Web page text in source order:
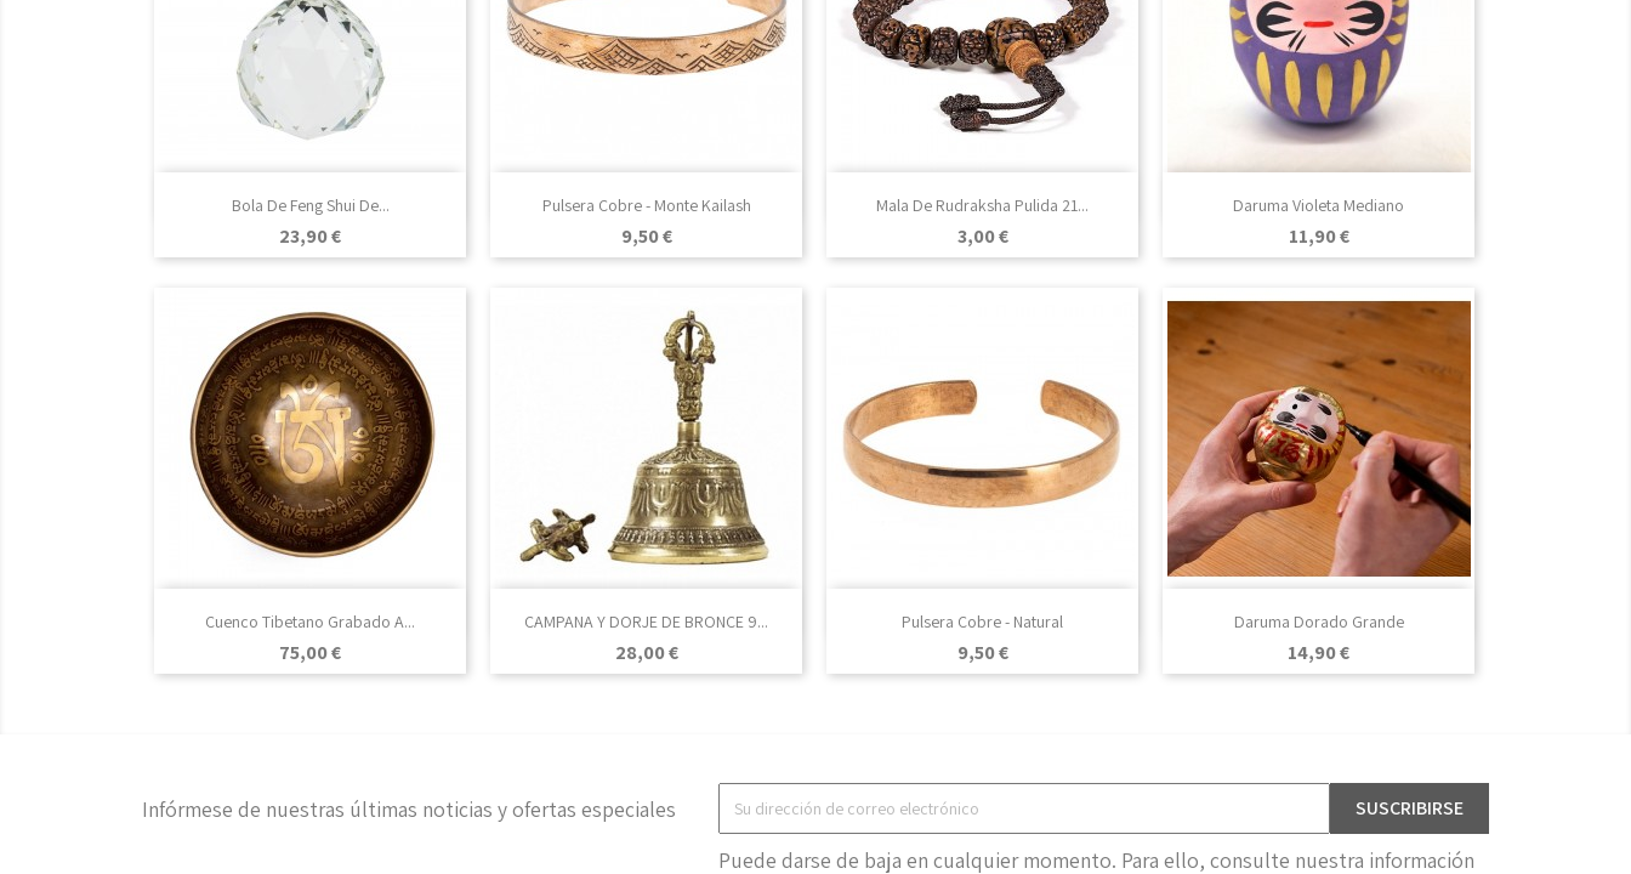
Bola De Feng Shui De...
Precio
23,90 €
Vista rápida Pulsera Cobre - Monte Kailash
Precio
9,50 €
Vista rápida Mala De Rudraksha Pulida 21...
Precio
3,00 €
Vista rápida Daruma Violeta Mediano
Precio
11,90 €
Vista rápida
Cuenco Tibetano Grabado A...
Precio
75,00 €
Vista rápida CAMPANA Y DORJE DE BRONCE 9...
Precio
28,00 €
Vista rápida Pulsera Cobre - Natural
Precio
9,50 €
Vista rápida Daruma Dorado Grande
Precio
14,90 €
Vista rápida
Infórmese de nuestras últimas noticias y ofertas especiales
Puede darse de baja en cualquier momento. Para ello, consulte nuestra información